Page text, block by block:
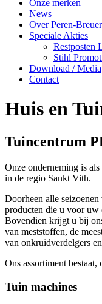
Onze merken
News
Over Peren-Breuer
Speciale Akties
Restposten
Stihl
Download / Media
Contact
Huis en
Tuincentrum
Onze onderneming is
in de regio Sankt Vith.
Doorheen alle
producten die u voor
Bovendien krijgt u bij
van meststoffen, de
van onkruidverdelgers
Ons assortiment bestaat,
Tuin machines